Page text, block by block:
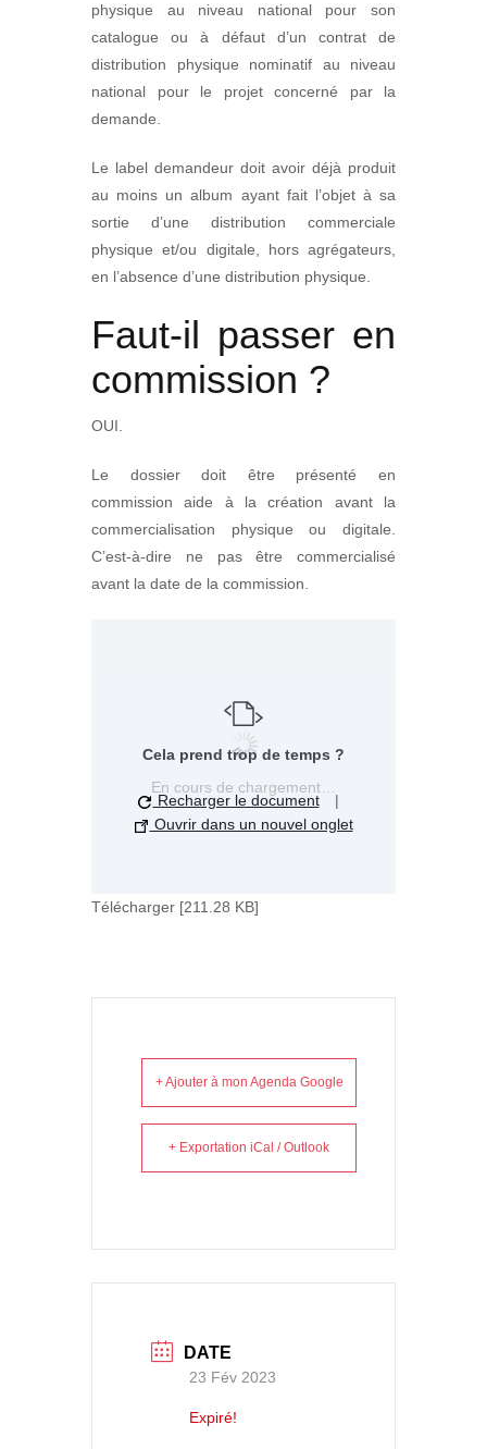
physique au niveau national pour son
catalogue ou à défaut d’un contrat de
distribution physique nominatif au niveau
national pour le projet concerné par la
demande.
Le label demandeur doit avoir déjà produit
au moins un album ayant fait l’objet à sa
sortie d’une distribution commerciale
physique et/ou digitale, hors agrégateurs,
en l’absence d’une distribution physique.
Faut-il passer en
commission ?
OUI.
Le dossier doit être présenté en
commission aide à la création avant la
commercialisation physique ou digitale.
C’est-à-dire ne pas être commercialisé
avant la date de la commission.
En cours de chargement…
Cela prend trop de temps ?
Recharger le document
|
Ouvrir dans un nouvel onglet
Télécharger [211.28 KB]
+ Ajouter à mon Agenda Google
+ Exportation iCal / Outlook
DATE
23 Fév 2023
Expiré!